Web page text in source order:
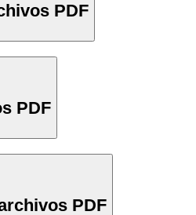
PDF
PDF
PDF